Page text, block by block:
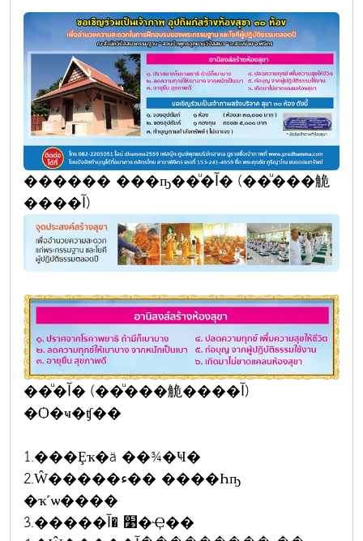
������ ���ҧ��ͧ�آ� (��ͧ���觤
����آ)
��ͧ�آ� (��ͧ���觤����آ)
�Ѻ�ҹ�ʧ��
1.���Ȩҡ�ä ��¾�Ҹ�
2.Ŵ�����ء�� ����Һҧ
�ҡ˹ѡ����
3.�����׹ �آ�Ҿ��